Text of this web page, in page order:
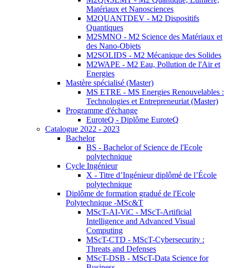
Matériaux et Nanosciences
M2QUANTDEV - M2 Dispositifs
Quantiques
M2SMNO - M2 Science des Matériaux et
des Nano-Objets
M2SOLIDS - M2 Mécanique des Solides
M2WAPE - M2 Eau, Pollution de l'Air et
Energies
Mastère spécialisé (Master)
MS ETRE - MS Energies Renouvelables :
Technologies et Entrepreneuriat (Master)
Programme d'échange
EuroteQ - Diplôme EuroteQ
Catalogue 2022 - 2023
Bachelor
BS - Bachelor of Science de l'Ecole
polytechnique
Cycle Ingénieur
X - Titre d’Ingénieur diplômé de l’École
polytechnique
Diplôme de formation gradué de l'Ecole
Polytechnique -MSc&T
MScT-AI-ViC - MScT-Artificial
Intelligence and Advanced Visual
Computing
MScT-CTD - MScT-Cybersecurity :
Threats and Defenses
MScT-DSB - MScT-Data Science for